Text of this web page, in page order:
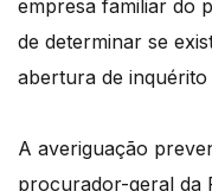
empresa familiar do
de determinar se
abertura de inquérito
A averiguação
procurador-geral da